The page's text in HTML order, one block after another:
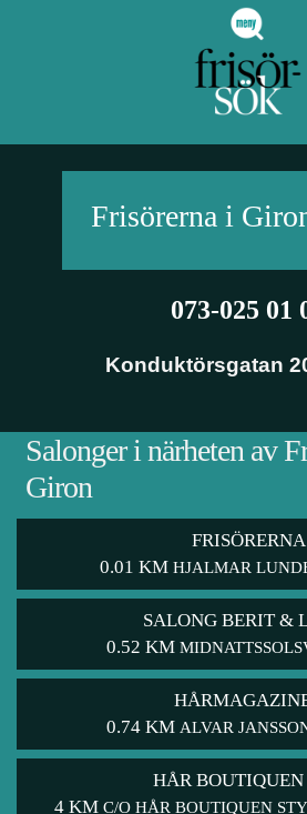
Frisörerna i
073-025 01
Konduktörsgatan
Salonger i närheten av
Giron
FRISÖRERNA
0.01 KM HJALMAR
SALONG BERIT &
0.52 KM
0.74 KM ALVAR
HÅR BOUTIQUEN
4 KM C/O HÅR BOUTIQUEN